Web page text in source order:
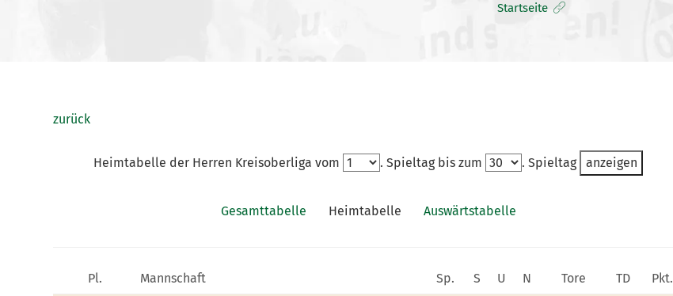
Startseite
zurück
Heimtabelle der Herren Kreisoberliga vom . Spieltag bis zum . Spieltag
Gesamttabelle Heimtabelle Auswärtstabelle
Pl. Mannschaft Sp. S U N Tore TD Pkt.